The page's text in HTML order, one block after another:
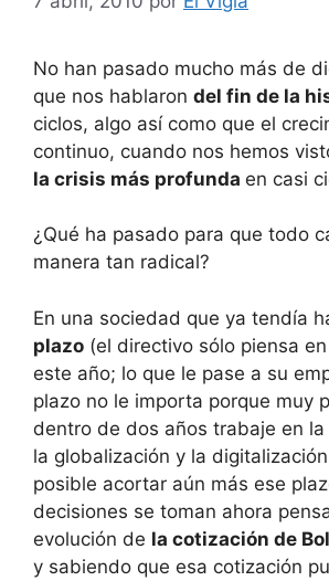
No han pasado mucho más de
que nos hablaron del fin de la
ciclos, algo así como que el
continuo, cuando nos hemos
la crisis más profunda en casi
¿Qué ha pasado para que todo
manera tan radical?
En una sociedad que ya tendía
plazo (el directivo sólo piensa
este año; lo que le pase a su
plazo no le importa porque muy
dentro de dos años trabaje en
la globalización y la
posible acortar aún más ese
decisiones se toman ahora
evolución de la cotización de
y sabiendo que esa cotización